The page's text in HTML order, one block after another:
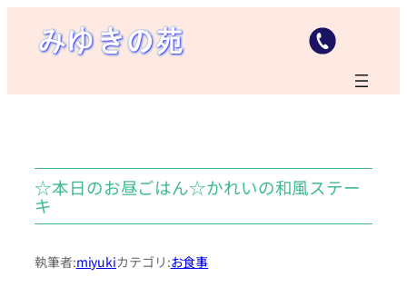
キ
☆本日のお昼ごはん☆かれいの和風ステー
キ
執筆者:miyukiカテゴリ:お食事